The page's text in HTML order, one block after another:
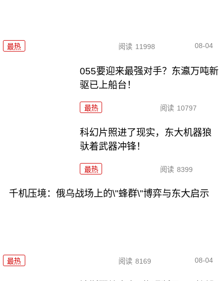
最热 阅读 11998 08-04
055要迎来最强对手？东瀛万吨新
驱已上船台！
最热 阅读 10797
科幻片照进了现实，东大机器狼
驮着武器冲锋！
最热 阅读 8399
千机压境：俄乌战场上的\"蜂群\"博弈与东大启示
最热 阅读 8169 08-04